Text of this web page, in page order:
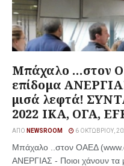
Μπάχαλο …στον
επίδομα
μισά λεφτά!
2022 ΙΚΑ, ΟΓΑ,
ΑΠΌ NEWSROOM 6 ΟΚΤΩΒΡΊΟΥ,
Μπάχαλο ..στον ΟΑΕΔ
ΑΝΕΡΓΙΑΣ - Ποιοι χάνουν